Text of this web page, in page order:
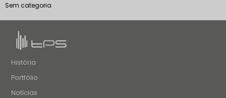
Sem categoria
História
Portfólio
Notícias